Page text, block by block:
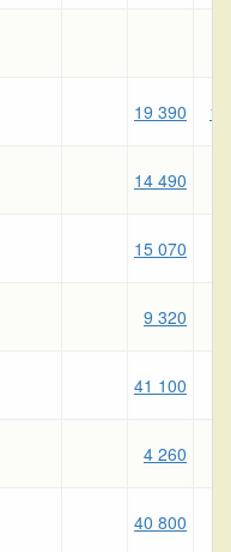
19 390
14 490
15 070
9 320
41 100
4 260
40 800